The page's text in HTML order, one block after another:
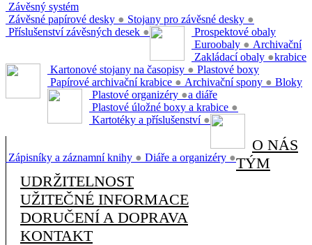
Závěsný systém
Závěsné papírové desky ● Stojany pro závěsné desky ●
Příslušenství závěsných desek ●
Prospektové obaly
Euroobaly ●
Zakládací obaly ●
Archivační
krabice
Kartonové stojany na časopisy ●
Papírové archivační krabice ● Archivační spony ●
Plastové boxy
Plastové organizéry ●
Plastové úložné boxy a krabice ●
Kartotéky a příslušenství ●
Bloky
a diáře
Zápisníky a záznamní knihy ● Diáře a organizéry ●
O NÁS
TÝM
UDRŽITELNOST
UŽITEČNÉ INFORMACE
DORUČENÍ A DOPRAVA
KONTAKT